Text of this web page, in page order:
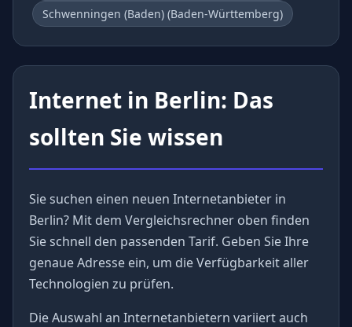
Schwenningen (Baden) (Baden-Württemberg)
Internet in Berlin: Das
sollten Sie wissen
Sie suchen einen neuen Internetanbieter in
Berlin? Mit dem Vergleichsrechner oben finden
Sie schnell den passenden Tarif. Geben Sie Ihre
genaue Adresse ein, um die Verfügbarkeit aller
Technologien zu prüfen.
Die Auswahl an Internetanbietern variiert auch